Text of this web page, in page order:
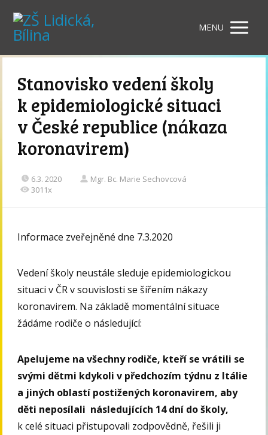
MENU
Stanovisko vedení školy
k epidemiologické situaci
v České republice (nákaza
koronavirem)
6.3. 2020
Mgr. Bc. Marie Sechovcová
3011x
Informace zveřejněné dne 7.3.2020
Vedení školy neustále sleduje epidemiologickou
situaci v ČR v souvislosti se šířením nákazy
koronavirem. Na základě momentální situace
žádáme rodiče o následující:
Apelujeme na všechny rodiče, kteří se vrátili se
svými dětmi kdykoli v předchozím týdnu z Itálie
a jiných oblastí postižených koronavirem, aby
děti neposílali následujících 14 dní do školy,
k celé situaci přistupovali zodpovědně, řešili ji